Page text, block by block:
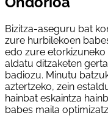
Bizitza-aseguru bat
zure hurbilekoen
edo zure
aldatu ditzaketen
badiozu. Minutu
aztertzeko, zein
hainbat eskaintza
babes maila